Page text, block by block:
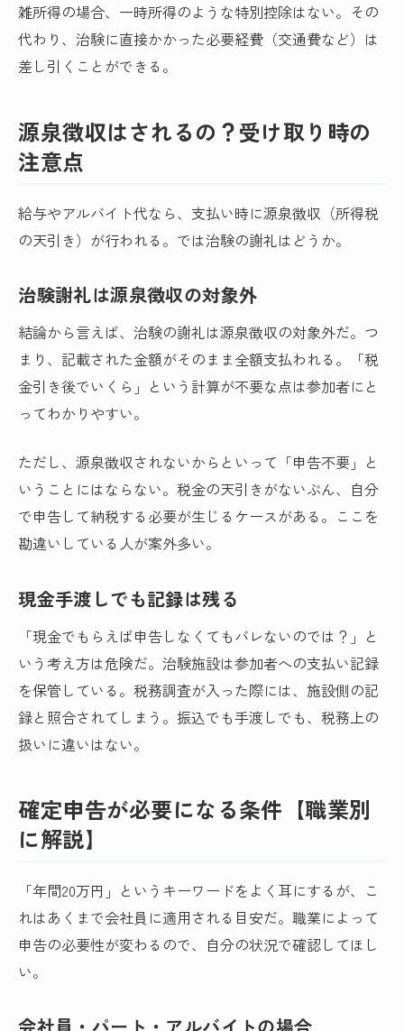
雑所得の場合、一時所得のような特別控除はない。その
代わり、治験に直接かかった必要経費（交通費など）は
差し引くことができる。
源泉徴収はされるの？受け取り時の
注意点
給与やアルバイト代なら、支払い時に源泉徴収（所得税
の天引き）が行われる。では治験の謝礼はどうか。
治験謝礼は源泉徴収の対象外
結論から言えば、治験の謝礼は源泉徴収の対象外だ。つ
まり、記載された金額がそのまま全額支払われる。「税
金引き後でいくら」という計算が不要な点は参加者にと
ってわかりやすい。
ただし、源泉徴収されないからといって「申告不要」と
いうことにはならない。税金の天引きがないぶん、自分
で申告して納税する必要が生じるケースがある。ここを
勘違いしている人が案外多い。
現金手渡しでも記録は残る
「現金でもらえば申告しなくてもバレないのでは？」と
いう考え方は危険だ。治験施設は参加者への支払い記録
を保管している。税務調査が入った際には、施設側の記
録と照合されてしまう。振込でも手渡しでも、税務上の
扱いに違いはない。
確定申告が必要になる条件【職業別
に解説】
「年間20万円」というキーワードをよく耳にするが、こ
れはあくまで会社員に適用される目安だ。職業によって
申告の必要性が変わるので、自分の状況で確認してほし
い。